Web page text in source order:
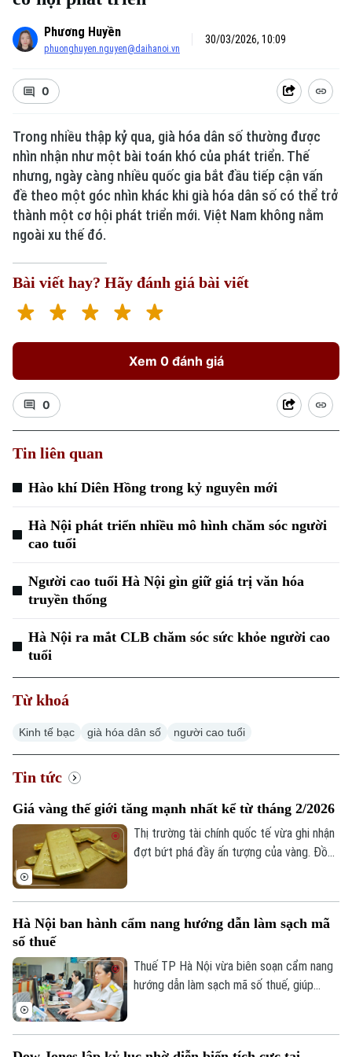
Phương Huyền
phuonghuyen.nguyen@daihanoi.vn
30/03/2026, 10:09
0
Trong nhiều thập kỷ qua, già hóa dân số thường được
nhìn nhận như một bài toán khó của phát triển. Thế
nhưng, ngày càng nhiều quốc gia bắt đầu tiếp cận vấn
đề theo một góc nhìn khác khi già hóa dân số có thể trở
thành một cơ hội phát triển mới. Việt Nam không nằm
ngoài xu thế đó.
Bài viết hay? Hãy đánh giá bài viết
Xem 0 đánh giá
0
Tin liên quan
Hào khí Diên Hồng trong kỷ nguyên mới
Hà Nội phát triển nhiều mô hình chăm sóc người
cao tuổi
Người cao tuổi Hà Nội gìn giữ giá trị văn hóa
truyền thống
Hà Nội ra mắt CLB chăm sóc sức khỏe người cao
tuổi
Từ khoá
Kinh tế bạc già hóa dân số người cao tuổi
Tin tức
Giá vàng thế giới tăng mạnh nhất kể từ tháng 2/2026
Thị trường tài chính quốc tế vừa ghi nhận
đợt bứt phá đầy ấn tượng của vàng. Đồng
cho là các yếu tố làm thay đổi tâm lý của
Hà Nội ban hành cẩm nang hướng dẫn làm sạch mã
số thuế
Thuế TP Hà Nội vừa biên soạn cẩm nang
hướng dẫn làm sạch mã số thuế, giúp